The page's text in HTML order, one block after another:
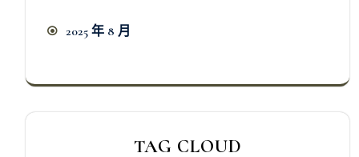
2025 年 8 月
TAG CLOUD